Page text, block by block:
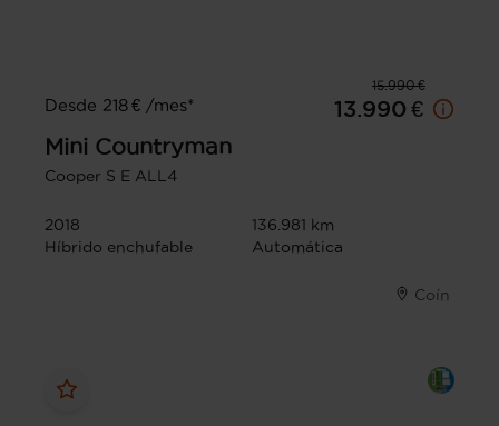
15.990 €
Desde 218 € /mes*
13.990 €
Mini Countryman
Cooper S E ALL4
2018
136.981 km
Híbrido enchufable
Automática
Coín